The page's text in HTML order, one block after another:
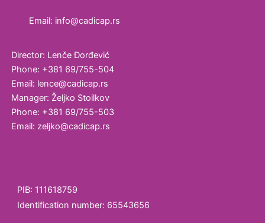
Email: info@cadicap.rs
Director: Lenče Đorđević
Phone: +381 69/755-504
Email: lence@cadicap.rs
Manager: Željko Stoilkov
Phone: +381 69/755-503
Email: zeljko@cadicap.rs
PIB: 111618759
Identification number: 65543656